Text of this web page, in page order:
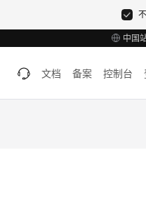
中国
文档 备案 控制台